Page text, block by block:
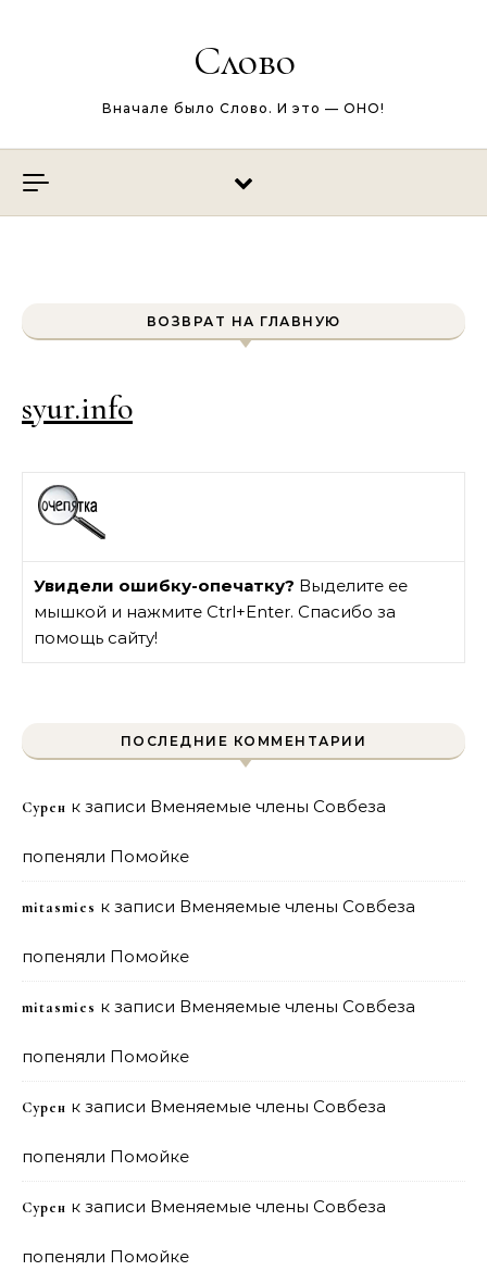
Слово
Вначале было Слово. И это — ОНО!
ВОЗВРАТ НА ГЛАВНУЮ
syur.info
Увидели ошибку-опечатку? Выделите ее
мышкой и нажмите Ctrl+Enter. Спасибо за
помощь сайту!
ПОСЛЕДНИЕ КОММЕНТАРИИ
Сурен к записи Вменяемые члены Совбеза
попеняли Помойке
mitasmies к записи Вменяемые члены Совбеза
попеняли Помойке
mitasmies к записи Вменяемые члены Совбеза
попеняли Помойке
Сурен к записи Вменяемые члены Совбеза
попеняли Помойке
Сурен к записи Вменяемые члены Совбеза
попеняли Помойке